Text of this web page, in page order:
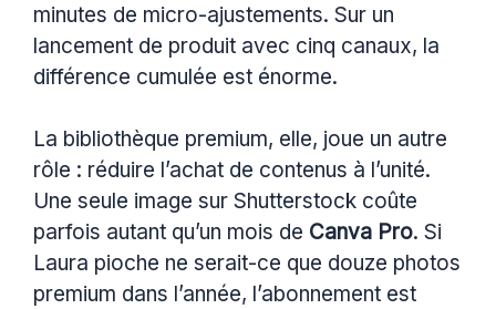
minutes de micro-ajustements. Sur un
lancement de produit avec cinq canaux, la
différence cumulée est énorme.
La bibliothèque premium, elle, joue un autre
rôle : réduire l’achat de contenus à l’unité.
Une seule image sur Shutterstock coûte
parfois autant qu’un mois de Canva Pro. Si
Laura pioche ne serait-ce que douze photos
premium dans l’année, l’abonnement est